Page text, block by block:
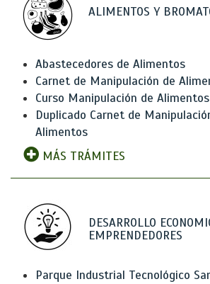
ALIMENTOS Y
Abastecedores de Alimentos
Carnet de Manipulación de
Curso Manipulación de Alimentos
Duplicado Carnet de
Alimentos
MÁS TRÁMITES
DESARROLLO
EMPRENDEDORES
Parque Industrial Tecnológico